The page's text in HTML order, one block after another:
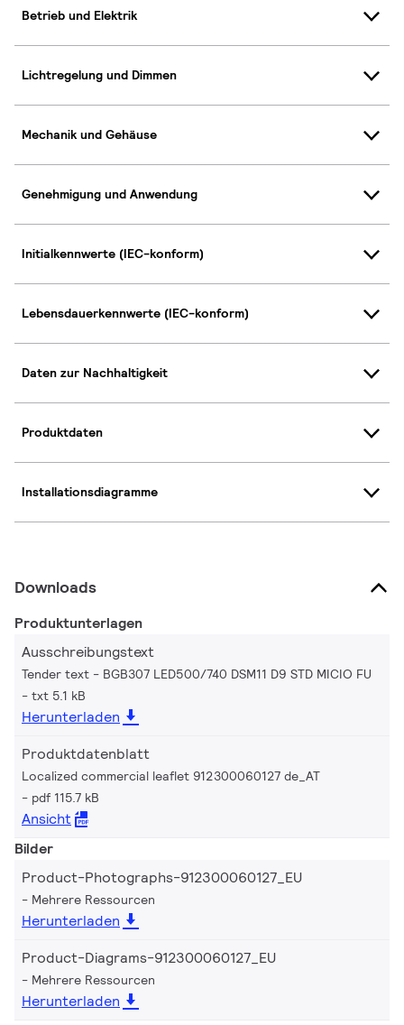
Betrieb und Elektrik
Lichtregelung und Dimmen
Mechanik und Gehäuse
Genehmigung und Anwendung
Initialkennwerte (IEC-konform)
Lebensdauerkennwerte (IEC-konform)
Daten zur Nachhaltigkeit
Produktdaten
Installationsdiagramme
Downloads
Produktunterlagen
Ausschreibungstext
Tender text - BGB307 LED500/740 DSM11 D9 STD MICIO FU
txt 5.1 kB
Herunterladen
Produktdatenblatt
Localized commercial leaflet 912300060127 de_AT
pdf 115.7 kB
Ansicht
Bilder
Product-Photographs-912300060127_EU
Mehrere Ressourcen
Herunterladen
Product-Diagrams-912300060127_EU
Mehrere Ressourcen
Herunterladen